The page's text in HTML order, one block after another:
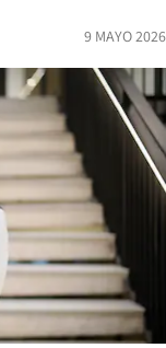
9 MAYO 2026